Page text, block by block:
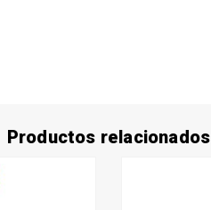
Productos relacionados